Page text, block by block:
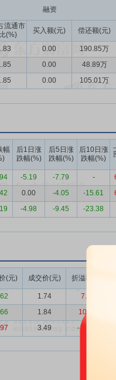
,社会经济结构转型进入新常
型与创新,是未来人身险公司
队稳定
公司三会运作规范,
司,进一步优化了公司治理结
展奠定了良好的基础。
作持续深化
国华人寿始终科
国、积极应对人口老龄化等
为补充的差异化经营格局。
品体系。根据自身发展规划
道合作格局。
国华人寿拥有良好的投资管理
动产、海外投资等各个方面
理新领域,通过债券、股权等
社会发展,服务国计民生,更好
保险股份公司注册资本为10
润164855万元。
天平股份 安盛将实现全资持股
相关协议,将合计持有的安盛
的减资以及安盛的现金支付
股。公司持有安盛天平的持
融资
流通市
(%)
买入额(元) 偿还额(元)
0.00 190.85万
0.00 48.89万
0.00 105.01万
幅
后1日涨
跌幅(%)
后5日涨
跌幅(%)
后10日涨
跌幅(%)
-5.19 -7.79 -
0.00 -4.05 -15.61
-4.98 -9.45 -23.38
(元) 成交价(元) 折溢率(%)
1.74 7.41
1.84 10.84
3.49 -12.09